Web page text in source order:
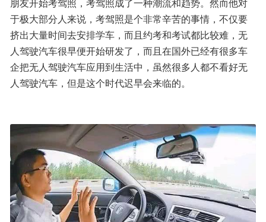
于极大部分人来说，考驾照是个非常辛苦的事情，不仅要
挤出大量时间去安排学车，而且约考和考试都比较难，无
人驾驶汽车很早便开始研发了，而且在国外已经有很多车
企把无人驾驶汽车应用到生活中，虽然很多人都不看好无
人驾驶汽车，但是这个时代迟早会来临的。